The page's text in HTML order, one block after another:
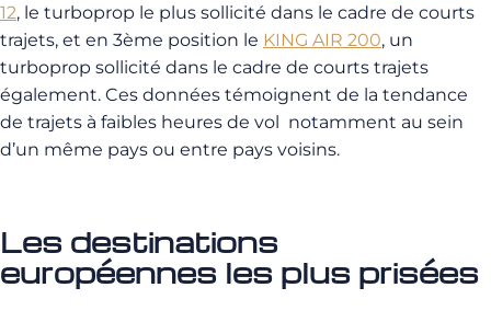
12, le turboprop le plus sollicité dans le cadre de courts
trajets, et en 3ème position le KING AIR 200, un
turboprop sollicité dans le cadre de courts trajets
également. Ces données témoignent de la tendance
de trajets à faibles heures de vol notamment au sein
d’un même pays ou entre pays voisins.
Les destinations
européennes les plus prisées